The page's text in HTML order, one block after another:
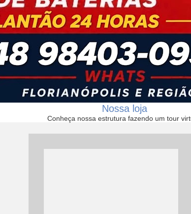
Nossa loja
Conheça nossa estrutura fazendo um tour